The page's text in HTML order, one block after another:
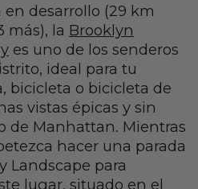
desarrollo (29 km
más), la Brooklyn
es uno de los senderos
ideal para tu
bicicleta o bicicleta de
vistas épicas y sin
de Manhattan. Mientras
hacer una parada
Landscape para
lugar, situado en el